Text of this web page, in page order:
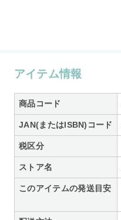
アイテム情報
商品コード
JAN(またはISBN)コード
税区分
ストア名
このアイテムの発送目安